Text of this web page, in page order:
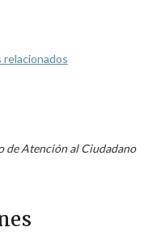
de Atención al Ciudadano